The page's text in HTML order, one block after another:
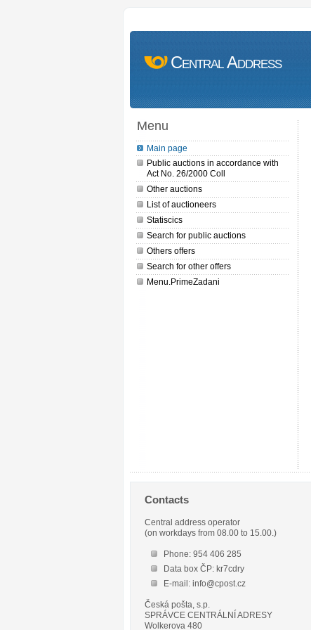
Central Address
Menu
Main page
Public auctions in accordance with
Act No. 26/2000 Coll
Other auctions
List of auctioneers
Statiscics
Search for public auctions
Others offers
Search for other offers
Menu.PrimeZadani
Contacts
Central address operator
(on workdays from 08.00 to 15.00.)
Phone: 954 406 285
Data box ČP: kr7cdry
E-mail: info@cpost.cz
Česká pošta, s.p.
SPRÁVCE CENTRÁLNÍ ADRESY
Wolkerova 480